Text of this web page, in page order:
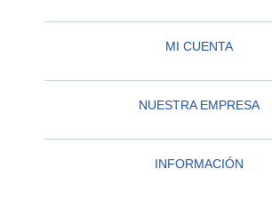
MI CUENTA
NUESTRA EMPRESA
INFORMACIÓN